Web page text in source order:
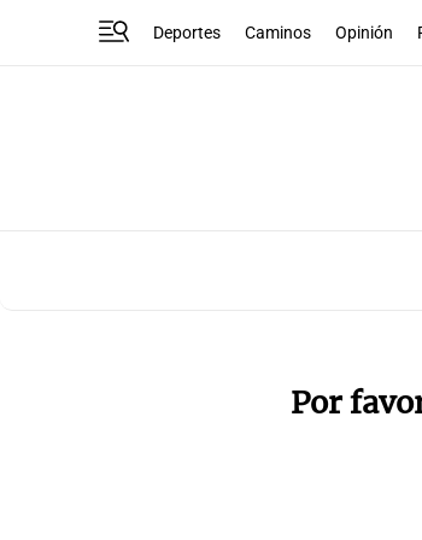
Deportes Caminos Opinión
Por